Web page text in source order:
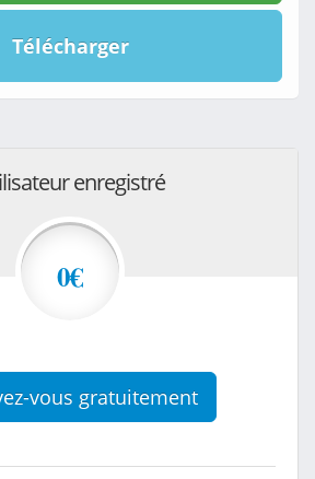
Télécharger
enregistré
0€
vous gratuitement